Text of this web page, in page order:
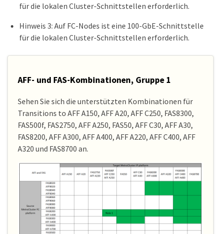
für die lokalen Cluster-Schnittstellen erforderlich.
Hinweis 3: Auf FC-Nodes ist eine 100-GbE-Schnittstelle
für die lokalen Cluster-Schnittstellen erforderlich.
AFF- und FAS-Kombinationen, Gruppe 1
Sehen Sie sich die unterstützten Kombinationen für
Transitions to AFF A150, AFF A20, AFF C250, FAS8300,
FAS500f, FAS2750, AFF A250, FAS50, AFF C30, AFF A30,
FAS8200, AFF A300, AFF A400, AFF A220, AFF C400, AFF
A320 und FAS8700 an.